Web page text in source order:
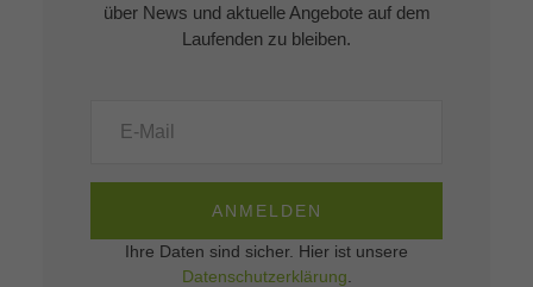
über News und aktuelle Angebote auf dem
Laufenden zu bleiben.
ANMELDEN
Ihre Daten sind sicher. Hier ist unsere
Datenschutzerklärung